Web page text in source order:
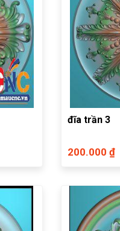
đĩa trần 3
200.000 ₫